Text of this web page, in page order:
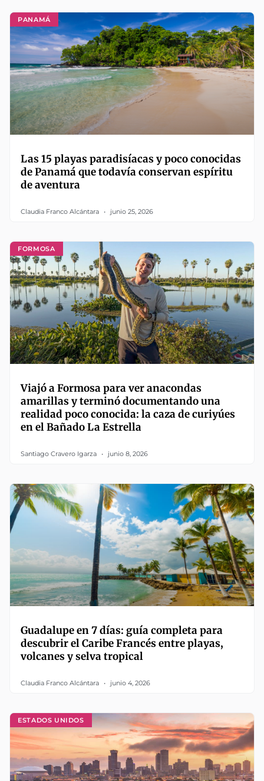
PANAMÁ
Las 15 playas paradisíacas y poco conocidas
de Panamá que todavía conservan espíritu
de aventura
Claudia Franco Alcántara junio 25, 2026
FORMOSA
Viajó a Formosa para ver anacondas
amarillas y terminó documentando una
realidad poco conocida: la caza de curiyúes
en el Bañado La Estrella
Santiago Cravero Igarza junio 8, 2026
Guadalupe en 7 días: guía completa para
descubrir el Caribe Francés entre playas,
volcanes y selva tropical
Claudia Franco Alcántara junio 4, 2026
ESTADOS UNIDOS